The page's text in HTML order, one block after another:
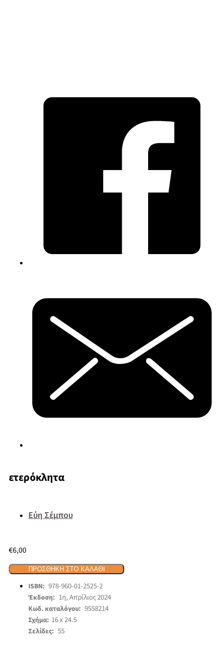
ετερόκλητα
Εύη Σέμπου
€6,00
ΠΡΟΣΘΉΚΗ ΣΤΟ ΚΑΛΆΘΙ
ISBN: 978-960-01-2525-2
Έκδοση: 1η, Απρίλιος 2024
Κωδ. καταλόγου: 9558214
Σχήμα: 16 x 24.5
Σελίδες: 55